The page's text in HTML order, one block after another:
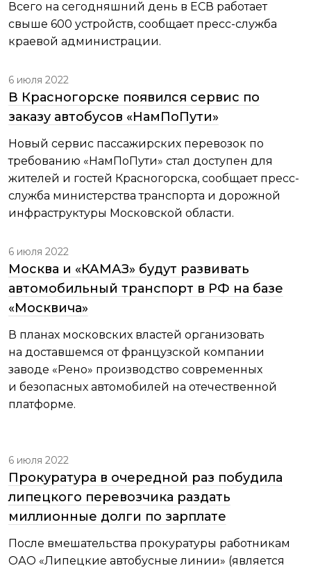
Всего на сегодняшний день в ЕСВ работает
свыше 600 устройств, сообщает пресс-служба
краевой администрации.
6 июля 2022
В Красногорске появился сервис по
заказу автобусов «НамПоПути»
Новый сервис пассажирских перевозок по
требованию «НамПоПути» стал доступен для
жителей и гостей Красногорска, сообщает пресс-
служба министерства транспорта и дорожной
инфраструктуры Московской области.
6 июля 2022
Москва и «КАМАЗ» будут развивать
автомобильный транспорт в РФ на базе
«Москвича»
В планах московских властей организовать
на доставшемся от французской компании
заводе «Рено» производство современных
и безопасных автомобилей на отечественной
платформе.
6 июля 2022
Прокуратура в очередной раз побудила
липецкого перевозчика раздать
миллионные долги по зарплате
После вмешательства прокуратуры работникам
ОАО «Липецкие автобусные линии» (является